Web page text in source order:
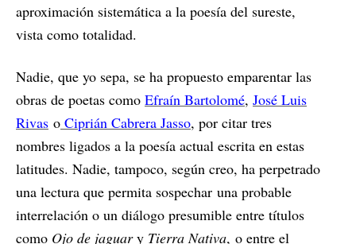
aproximación sistemática a la poesía del sureste,
vista como totalidad.
Nadie, que yo sepa, se ha propuesto emparentar las
obras de poetas como Efraín Bartolomé, José Luis
Rivas o Ciprián Cabrera Jasso, por citar tres
nombres ligados a la poesía actual escrita en estas
latitudes. Nadie, tampoco, según creo, ha perpetrado
una lectura que permita sospechar una probable
interrelación o un diálogo presumible entre títulos
como Ojo de jaguary Tierra Nativa, o entre el